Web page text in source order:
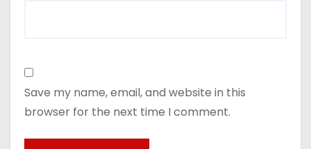
Save my name, email, and website in this
browser for the next time I comment.